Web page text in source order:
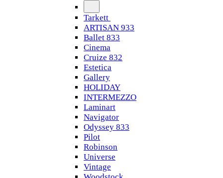
Tarkett
ARTISAN 933
Ballet 833
Cinema
Cruize 832
Estetica
Gallery
HOLIDAY
INTERMEZZO
Laminart
Navigator
Odyssey 833
Pilot
Robinson
Universe
Vintage